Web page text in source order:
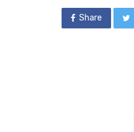
Share